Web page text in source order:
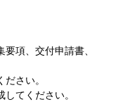
、交付申請書、
さい。
ください。